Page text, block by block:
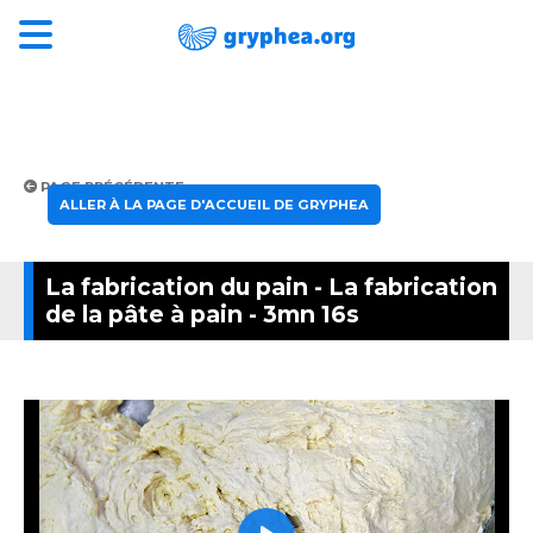
PAGE PRÉCÉDENTE
ALLER À LA PAGE D'ACCUEIL DE GRYPHEA
La fabrication du pain - La fabrication
de la pâte à pain - 3mn 16s